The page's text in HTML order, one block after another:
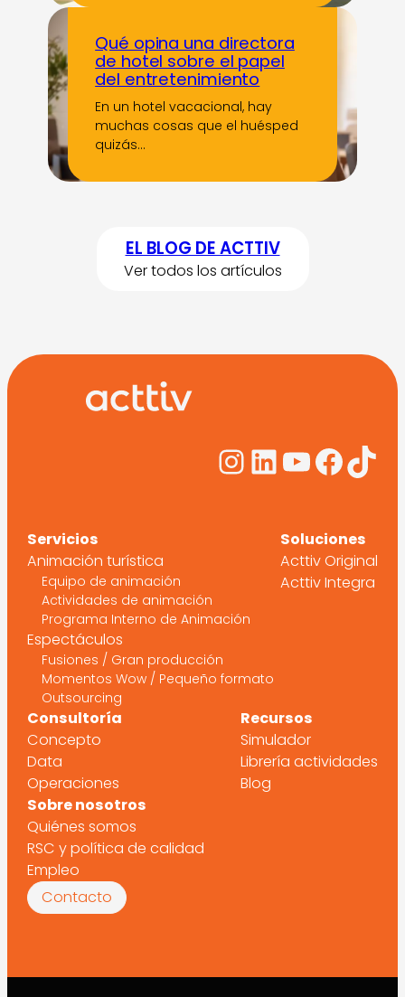
Qué opina una directora
de hotel sobre el papel
del entretenimiento
En un hotel vacacional, hay
muchas cosas que el huésped
quizás…
EL BLOG DE ACTTIV
Ver todos los artículos
Instagram
LinkedIn
Servicios
Animación turística
Equipo de animación
Actividades de animación
Programa Interno de Animación
Espectáculos
Fusiones / Gran producción
Momentos Wow / Pequeño formato
Outsourcing
Soluciones
Acttiv Original
Acttiv Integra
Consultoría
Concepto
Data
Operaciones
Recursos
Simulador
Librería actividades
Blog
Sobre nosotros
Quiénes somos
RSC y política de calidad
Empleo
Contacto